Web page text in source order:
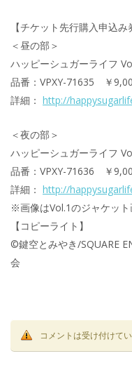
【チケット先行購入申込み
＜昼の部＞
ハッピーシュガーライフ
品番：VPXY-71635 ￥
詳細： http://
＜夜の部＞
ハッピーシュガーライフ
品番：VPXY-71636 ￥
詳細： http://
※画像はVol.1のジャケット
【コピーライト】
©鍵空とみやき/SQUARE
会
コメントは受け付けて